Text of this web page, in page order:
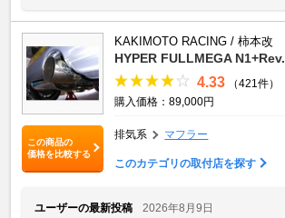
この商品の
価格を比較する
KAKIMOTO RACING / 柿本改
HYPER FULLMEGA N1+Rev.
4.33
（421件）
購入価格：89,000円
排気系 マフラー
このカテゴリの取付店を探す
ユーザーの最新投稿
2026年8月9日